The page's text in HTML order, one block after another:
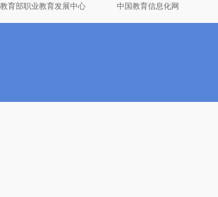
教育部职业教育发展中心
中国教育信息化网